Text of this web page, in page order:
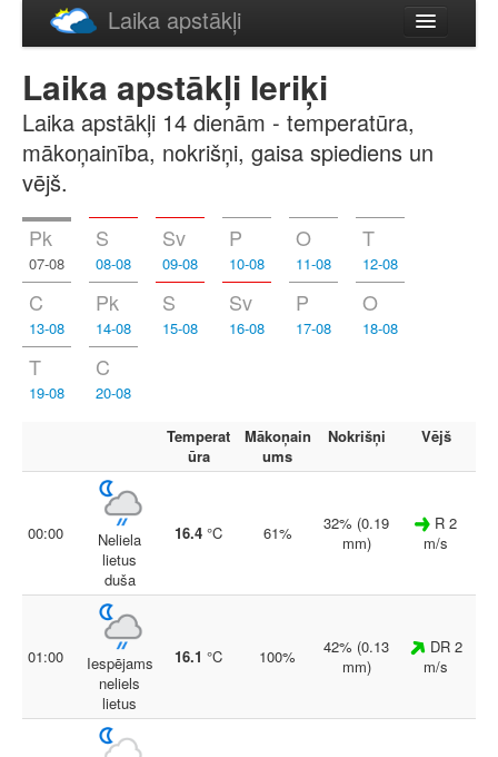
Laika apstākļi
English
Laika apstākļi Ieriķi
Laika apstākļi 14 dienām - temperatūra,
mākoņainība, nokrišņi, gaisa spiediens un
vējš.
Pk
07-08
S
08-08
Sv
09-08
P
10-08
O
11-08
T
12-08
C
13-08
Pk
14-08
S
15-08
Sv
16-08
P
17-08
O
18-08
T
19-08
C
20-08
Temperat
ūra
Mākoņain
ums
Nokrišņi Vējš
00:00
Neliela
lietus
duša
16.4 °C 61%
32% (0.19
mm)
R 2
m/s
01:00
Iespējams
neliels
lietus
16.1 °C 100%
42% (0.13
mm)
DR 2
m/s